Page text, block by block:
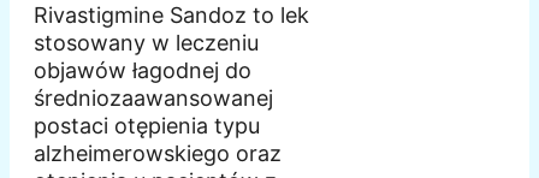
Rivastigmine Sandoz to lek
stosowany w leczeniu
objawów łagodnej do
średniozaawansowanej
postaci otępienia typu
alzheimerowskiego oraz